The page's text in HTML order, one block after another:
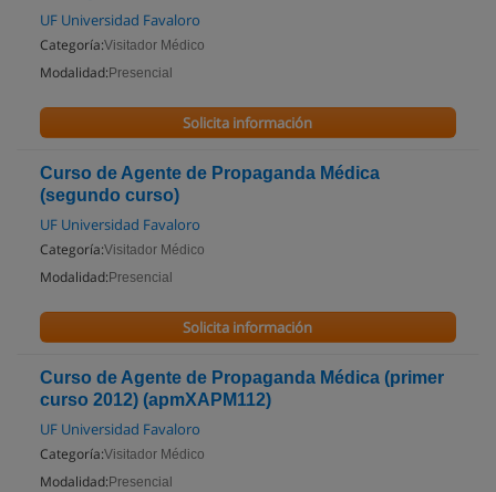
UF Universidad Favaloro
Categoría:Visitador Médico
Modalidad: Presencial
Solicita información
Curso de Agente de Propaganda Médica
(segundo curso)
UF Universidad Favaloro
Categoría:Visitador Médico
Modalidad: Presencial
Solicita información
Curso de Agente de Propaganda Médica (primer
curso 2012) (apmXAPM112)
UF Universidad Favaloro
Categoría:Visitador Médico
Modalidad: Presencial